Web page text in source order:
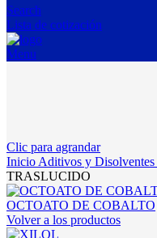
Search
Lista de cotización
Menu
Clic para agrandar
Inicio Aditivos y Disolventes
TRASLUCIDO
OCTOATO DE COBALTO
Volver a los productos